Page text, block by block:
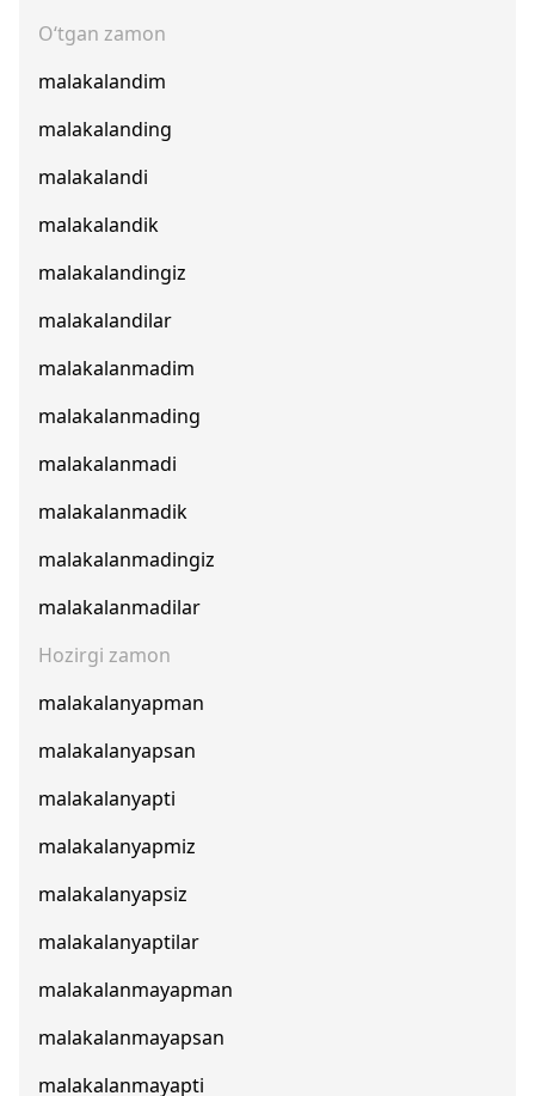
O‘tgan zamon
malakalandim
malakalanding
malakalandi
malakalandik
malakalandingiz
malakalandilar
malakalanmadim
malakalanmading
malakalanmadi
malakalanmadik
malakalanmadingiz
malakalanmadilar
Hozirgi zamon
malakalanyapman
malakalanyapsan
malakalanyapti
malakalanyapmiz
malakalanyapsiz
malakalanyaptilar
malakalanmayapman
malakalanmayapsan
malakalanmayapti